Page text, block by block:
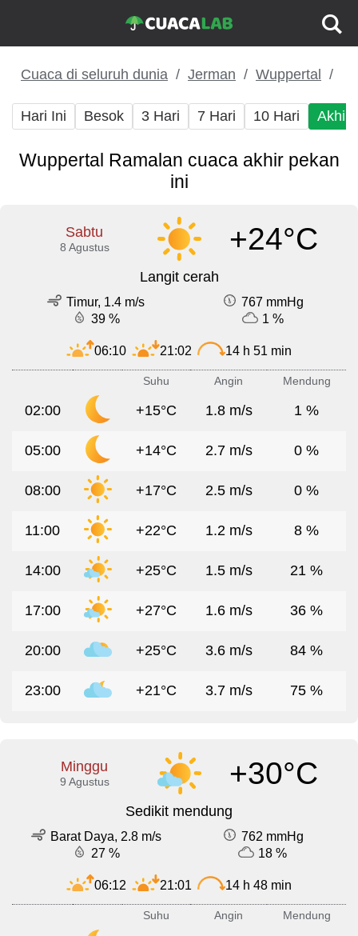
Cuaca di seluruh dunia Jerman Wuppertal
Hari Ini Besok 3 Hari 7 Hari 10 Hari Akhir
Wuppertal Ramalan cuaca akhir pekan
ini
Sabtu
8 Agustus +24°C
Langit cerah
Timur, 1.4 m/s
767 mmHg
39 %
1 %
06:10 21:02 14 h 51 min
Suhu Angin Mendung
02:00 +15°C 1.8 m/s 1 %
05:00 +14°C 2.7 m/s 0 %
08:00 +17°C 2.5 m/s 0 %
11:00 +22°C 1.2 m/s 8 %
14:00 +25°C 1.5 m/s 21 %
17:00 +27°C 1.6 m/s 36 %
20:00 +25°C 3.6 m/s 84 %
23:00 +21°C 3.7 m/s 75 %
Minggu
9 Agustus +30°C
Sedikit mendung
Barat Daya, 2.8 m/s
762 mmHg
27 %
18 %
06:12 21:01 14 h 48 min
Suhu Angin Mendung